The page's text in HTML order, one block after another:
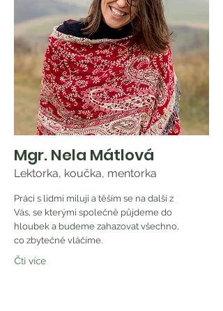
Mgr. Nela Mátlová
Lektorka, koučka, mentorka
Práci s lidmi miluji a těším se na další z
Vás, se kterými společně půjdeme do
hloubek a budeme zahazovat všechno,
co zbytečně vláčíme.
Čti více